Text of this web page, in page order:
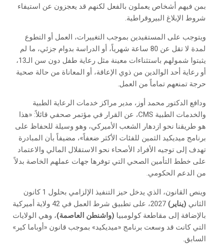
بمن فيهم أشخاص يعملون بالفعل لكنهم قد يعجزون عن استيفاء
شروط الإبلاغ البيروقراطية.
ويتوجب على المستفيدين بموجب التغييرات، العمل أو التطوع
لمدة لا تقل عن 80 ساعة شهرياً، أو الدراسة بدوام جزئي، ما لم
يثبتوا شمولهم باستثناءات معينة مثل رعاية طفل دون سن الـ13،
أو رعاية أحد الوالدين من ذوي الإعاقة، أو المعاناة من حالة صحية
حرجة تمنعهم تماماً من العمل.
ودافع الدكتور محمد أوز، مدير مراكز خدمات الرعاية الطبية
والخدمات الطبية CMS، عن القرار في مؤتمر صحفي قائلاً: «هذا
هو طريقنا نحو ازدهار الشعب الأميركي، وهو وسيلة للحفاظ على
برنامج ميديكيد الثمين للفئات الأكثر ضعفاً»، مضيفاً بأن المبادرة
تهدف إلى توجيه الأفراد الأصحاء نحو الاستقلال المالي والاعتماد
على خطط التأمين الصحي التي توفرها جهات عملهم الخاصة بدلاً
من الدعم الحكومي.
وينص القانون، الذي يدخل حيز التنفيذ الإلزامي بحلول 1 كانون
الثاني (يناير)
2027، على تطبيق شرط العمل في 42 ولاية أميركية
بالإضافة إلى مقاطعة كولومبيا (واشنطن العاصمة)، وهي الولايات
التي كانت قد وسعت برنامج «ميديكيد» بموجب قانون «أوباما كير»
السابق.